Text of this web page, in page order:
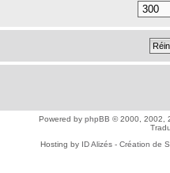
Powered by phpBB © 2000, 2002,
Hosting by ID Alizés - Création de